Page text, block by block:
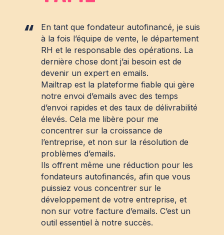
En tant que fondateur autofinancé, je suis
à la fois l’équipe de vente, le département
RH et le responsable des opérations. La
dernière chose dont j’ai besoin est de
devenir un expert en emails.
Mailtrap est la plateforme fiable qui gère
notre envoi d’emails avec des temps
d’envoi rapides et des taux de délivrabilité
élevés. Cela me libère pour me
concentrer sur la croissance de
l’entreprise, et non sur la résolution de
problèmes d’emails.
Ils offrent même une réduction pour les
fondateurs autofinancés, afin que vous
puissiez vous concentrer sur le
développement de votre entreprise, et
non sur votre facture d’emails. C’est un
outil essentiel à notre succès.